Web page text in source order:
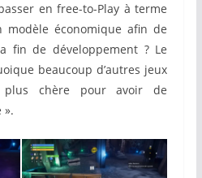
en free-to-Play à terme
modèle économique afin de
fin de développement ? Le
beaucoup d’autres jeux
plus chère pour avoir de
».